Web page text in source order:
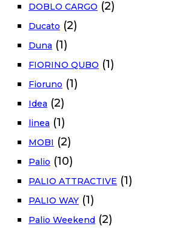
DOBLO CARGO (2)
Ducato (2)
Duna (1)
FIORINO QUBO (1)
Fioruno (1)
Idea (2)
linea (1)
MOBI (2)
Palio (10)
PALIO ATTRACTIVE (1)
PALIO WAY (1)
Palio Weekend (2)